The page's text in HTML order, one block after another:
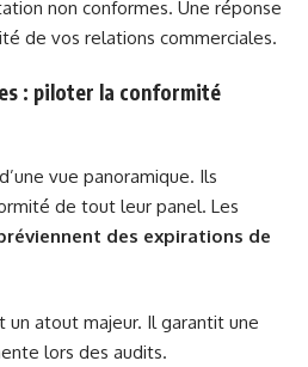
non conformes. Une réponse
de vos relations commerciales.
: piloter la conformité
vue panoramique. Ils
de tout leur panel. Les
des expirations de
un atout majeur. Il garantit une
lors des audits.